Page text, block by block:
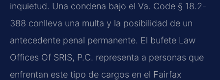
inquietud. Una condena bajo el Va. Code § 18.2-
388 conlleva una multa y la posibilidad de un
antecedente penal permanente. El bufete Law
Offices Of SRIS, P.C. representa a personas que
enfrentan este tipo de cargos en el Fairfax